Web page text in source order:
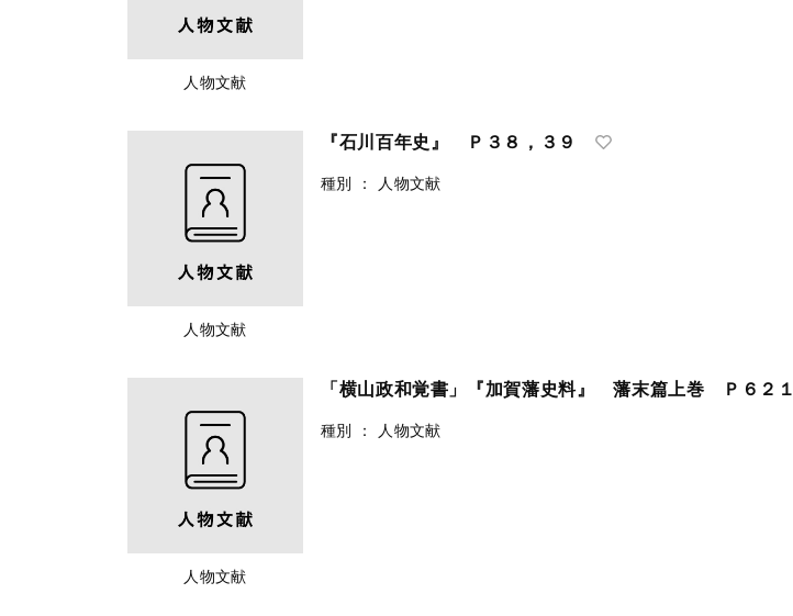
人物文献
人物文献
『石川百年史』 Ｐ３８，３９
種別 ： 人物文献
人物文献
「横山政和覚書」『加賀藩史料』 藩末篇上巻 Ｐ６２１
種別 ： 人物文献